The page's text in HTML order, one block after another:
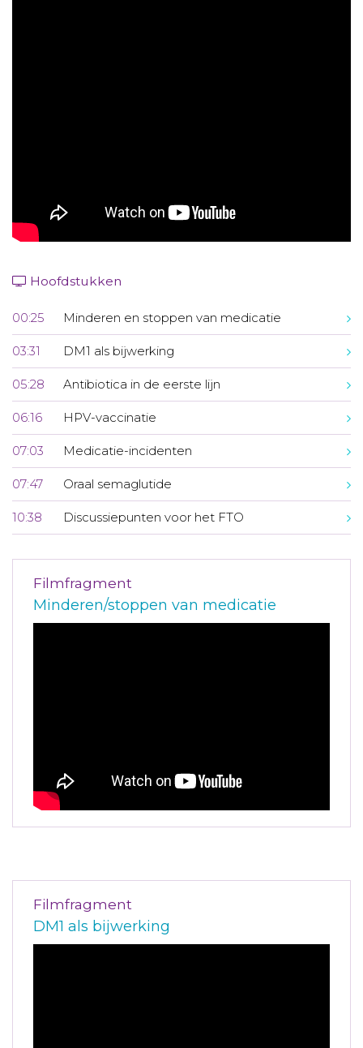
Hoofdstukken
00:25 Minderen en stoppen van medicatie
03:31 DM1 als bijwerking
05:28 Antibiotica in de eerste lijn
06:16 HPV-vaccinatie
07:03 Medicatie-incidenten
07:47 Oraal semaglutide
10:38 Discussiepunten voor het FTO
Filmfragment
Minderen/stoppen van medicatie
Filmfragment
DM1 als bijwerking